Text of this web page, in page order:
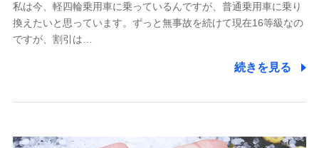
(https://pshoken.co.jp/)
リトルファミリー少額短期保険株式会社
(https://www.littlefamily-ssi.com/)
郵便、電話、およびＥメール等により、当社と取引のあるも
た維持管理等の委託業務遂行のため、またそれらに付帯、関
私は今、軽四輪乗用車に乗っているんですが、普通乗用車に乗り
換えたいと思っています。ずっと無事故を続けて現在16等級なの
ですが、割引は…
続きを見る